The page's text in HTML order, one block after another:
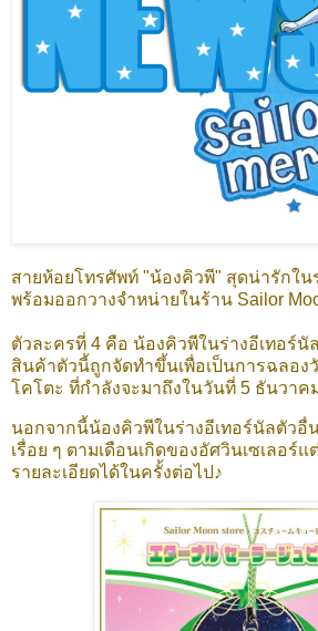
สายห้อยโทรศัพท์ "น้องคิวพี" สุดน่ารักใน
พร้อมออกวางจำหน่ายในร้าน Sailor
ตัวละครที่ 4 คือ น้องคิวพีในร่างอีเทอร์นัล
สินค้าตัวนี้ถูกจัดทำขึ้นเพื่อเป็นการฉลอง
โคโตะ ที่กำลังจะมาถึงในวันที่ 5 ธันวาค
นอกจากนี้น้องคิวพีในร่างอีเทอร์นัลตัวอื่
เรื่อย ๆ ตามเดือนเกิดของอัศวินเซเลอร์
รายละเอียดได้ในครั้งต่อไป♪